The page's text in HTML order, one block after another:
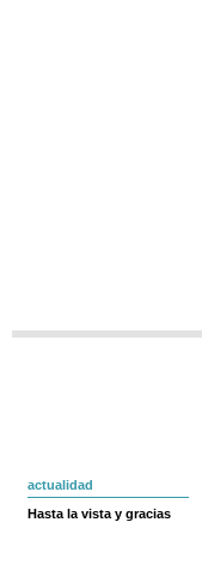
actualidad
Hasta la vista y gracias